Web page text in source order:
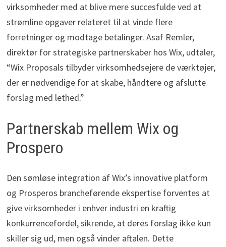
virksomheder med at blive mere succesfulde ved at
strømline opgaver relateret til at vinde flere
forretninger og modtage betalinger. Asaf Remler,
direktør for strategiske partnerskaber hos Wix, udtaler,
“Wix Proposals tilbyder virksomhedsejere de værktøjer,
der er nødvendige for at skabe, håndtere og afslutte
forslag med lethed.”
Partnerskab mellem Wix og
Prospero
Den sømløse integration af Wix’s innovative platform
og Prosperos brancheførende ekspertise forventes at
give virksomheder i enhver industri en kraftig
konkurrencefordel, sikrende, at deres forslag ikke kun
skiller sig ud, men også vinder aftalen. Dette